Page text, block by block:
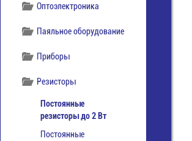
Оптоэлектроника
Паяльное оборудование
Приборы
Резисторы
Постоянные
резисторы до 2 Вт
Постоянные